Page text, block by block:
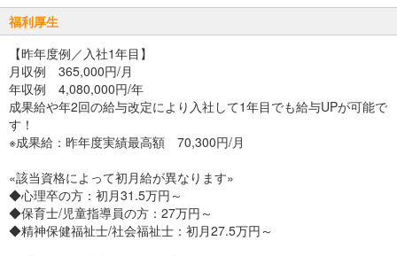
福利厚生
【昨年度例／入社1年目】
月収例 365,000円/月
年収例 4,080,000円/年
成果給や年2回の給与改定により入社して1年目でも給与UPが可能で
す！
※成果給：昨年度実績最高額 70,300円/月
«該当資格によって初月給が異なります»
◆心理卒の方：初月31.5万円～
◆保育士/児童指導員の方：27万円～
◆精神保健福祉士/社会福祉士：初月27.5万円～